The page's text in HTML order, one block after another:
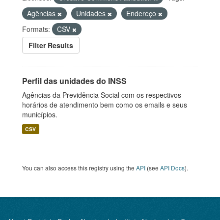
Agências
Unidades
Endereço
Formats:
CSV
Filter Results
Perfil das unidades do INSS
Agências da Previdência Social com os respectivos
horários de atendimento bem como os emails e seus
municípios.
CSV
You can also access this registry using the API (see API Docs).